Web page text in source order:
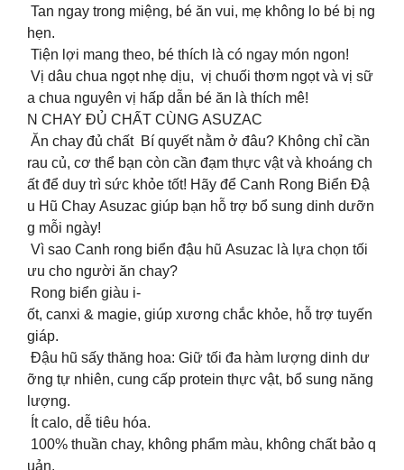
️ Tan ngay trong miệng, bé ăn vui, mẹ không lo bé bị ng
hẹn.
️ Tiện lợi mang theo, bé thích là có ngay món ngon!
Vị dâu chua ngọt nhẹ dịu, vị chuối thơm ngọt và vị sữ
a chua nguyên vị hấp dẫn bé ăn là thích mê!
N CHAY ĐỦ CHẤT CÙNG ASUZAC
Ăn chay đủ chất Bí quyết nằm ở đâu? Không chỉ cần
rau củ, cơ thể bạn còn cần đạm thực vật và khoáng ch
ất để duy trì sức khỏe tốt! Hãy để Canh Rong Biển Đậ
u Hũ Chay Asuzac giúp bạn hỗ trợ bổ sung dinh dưỡn
g mỗi ngày!
Vì sao Canh rong biển đậu hũ Asuzac là lựa chọn tối
ưu cho người ăn chay?
Rong biển giàu i-
ốt, canxi & magie, giúp xương chắc khỏe, hỗ trợ tuyến
giáp.
Đậu hũ sấy thăng hoa: Giữ tối đa hàm lượng dinh dư
ỡng tự nhiên, cung cấp protein thực vật, bổ sung năng
lượng.
Ít calo, dễ tiêu hóa.
100% thuần chay, không phẩm màu, không chất bảo q
uản.